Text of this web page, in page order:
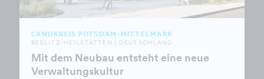
LANDKREIS POTSDAM-MITTELMARK
BEELITZ-HEILSTÄTTEN | DEUTSCHLAND
Mit dem Neubau entsteht eine neue
Verwaltungskultur